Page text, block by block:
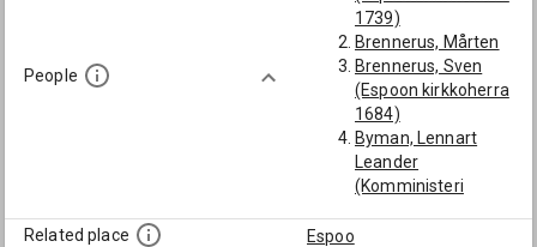
People
1739)
Brennerus, Mårten
Brennerus, Sven
(Espoon kirkkoherra
1684)
Byman, Lennart
Leander
(Komministeri
Related place
Espoo